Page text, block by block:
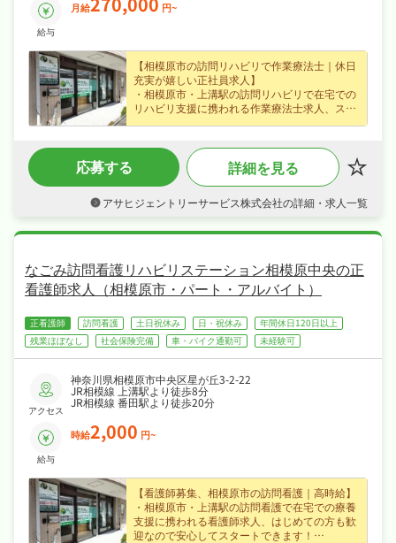
給与
月給 円~
【相模原市の訪問リハビリで作業療法士｜休日
充実が嬉しい正社員求人】
・相模原市・上溝駅の訪問リハビリで在宅での
リハビリ支援に携われる作業療法士求人、スキ
円〜の正社員求人、長期的に安定したキャリア
を築けます！
・土日祝休み、日勤のみで夏季休暇・年末年始
ートも大切にしながら働けます！
の方も安心して飛び込める職場です！
応募する 詳細を見る
アサヒジェントリーサービス株式会社の詳細・求人一覧
なごみ訪問看護リハビリステーション相模原中央の正
看護師求人（相模原市・パート・アルバイト）
正看護師 訪問看護 土日祝休み 日・祝休み
年間休日120日以上
残業ほぼなし
社会保険完備 車・バイク通勤可 未経験可
アクセス
神奈川県相模原市中央区星が丘3-2-22
JR相模線 上溝駅より徒歩8分
JR相模線 番田駅より徒歩20分
給与
時給2,000 円~
【看護師募集、相模原市の訪問看護｜高時給】
・相模原市・上溝駅の訪問看護で在宅での療養
支援に携われる看護師求人、はじめての方も歓
迎なので安心してスタートできます！